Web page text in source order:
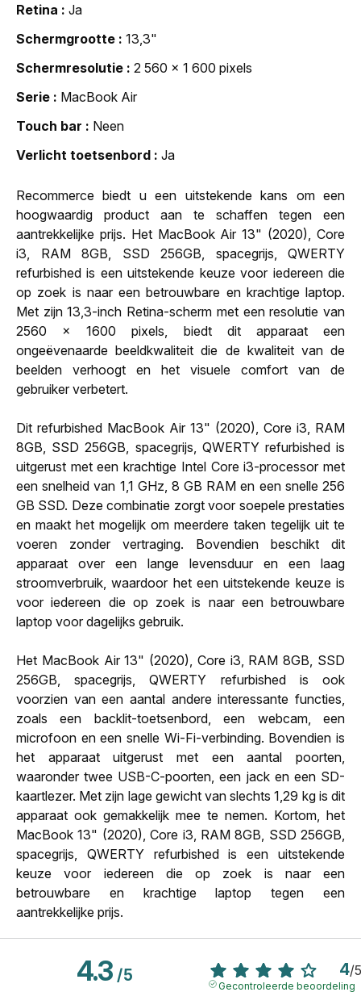
Retina
Ja
Schermgrootte
13,3"
Schermresolutie
2 560 x 1 600 pixels
Serie
MacBook Air
Touch bar
Neen
Verlicht toetsenbord
Ja
Recommerce biedt u een uitstekende kans om een
hoogwaardig product aan te schaffen tegen een
aantrekkelijke prijs. Het MacBook Air 13" (2020), Core
i3, RAM 8GB, SSD 256GB, spacegrijs, QWERTY
refurbished is een uitstekende keuze voor iedereen die
op zoek is naar een betrouwbare en krachtige laptop.
Met zijn 13,3-inch Retina-scherm met een resolutie van
2560 x 1600 pixels, biedt dit apparaat een
ongeëvenaarde beeldkwaliteit die de kwaliteit van de
beelden verhoogt en het visuele comfort van de
gebruiker verbetert.
Dit refurbished MacBook Air 13" (2020), Core i3, RAM
8GB, SSD 256GB, spacegrijs, QWERTY refurbished is
uitgerust met een krachtige Intel Core i3-processor met
een snelheid van 1,1 GHz, 8 GB RAM en een snelle 256
GB SSD. Deze combinatie zorgt voor soepele prestaties
en maakt het mogelijk om meerdere taken tegelijk uit te
voeren zonder vertraging. Bovendien beschikt dit
apparaat over een lange levensduur en een laag
stroomverbruik, waardoor het een uitstekende keuze is
voor iedereen die op zoek is naar een betrouwbare
laptop voor dagelijks gebruik.
Het MacBook Air 13" (2020), Core i3, RAM 8GB, SSD
256GB, spacegrijs, QWERTY refurbished is ook
voorzien van een aantal andere interessante functies,
zoals een backlit-toetsenbord, een webcam, een
microfoon en een snelle Wi-Fi-verbinding. Bovendien is
het apparaat uitgerust met een aantal poorten,
waaronder twee USB-C-poorten, een jack en een SD-
kaartlezer. Met zijn lage gewicht van slechts 1,29 kg is dit
apparaat ook gemakkelijk mee te nemen. Kortom, het
MacBook 13" (2020), Core i3, RAM 8GB, SSD 256GB,
spacegrijs, QWERTY refurbished is een uitstekende
keuze voor iedereen die op zoek is naar een
betrouwbare en krachtige laptop tegen een
aantrekkelijke prijs.
4.3/5 4/5
Gecontroleerde beoordeling